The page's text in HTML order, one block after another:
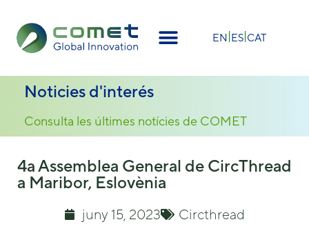
EN ES CAT
Noticies d'interés
Consulta les últimes notícies de COMET
4a Assemblea General de CircThread
a Maribor, Eslovènia
juny 15, 2023 Circthread